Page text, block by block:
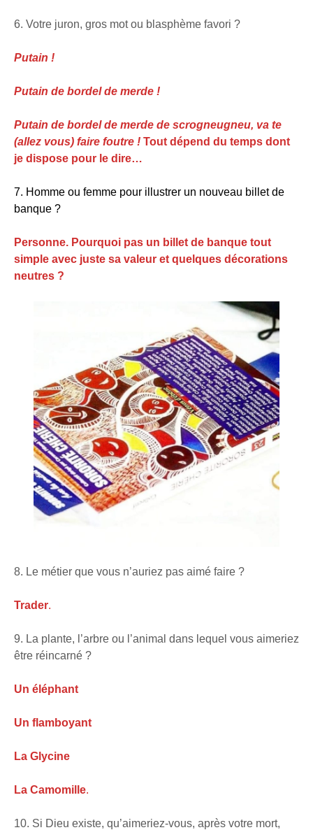
6. Votre juron, gros mot ou blasphème favori ?
Putain !
Putain de bordel de merde !
Putain de bordel de merde de scrogneugneu, va te
(allez vous) faire foutre ! Tout dépend du temps dont
je dispose pour le dire…
7. Homme ou femme pour illustrer un nouveau billet de
banque ?
Personne. Pourquoi pas un billet de banque tout
simple avec juste sa valeur et quelques décorations
neutres ?
8. Le métier que vous n’auriez pas aimé faire ?
Trader.
9. La plante, l’arbre ou l’animal dans lequel vous aimeriez
être réincarné ?
Un éléphant
Un flamboyant
La Glycine
La Camomille.
10. Si Dieu existe, qu’aimeriez-vous, après votre mort,